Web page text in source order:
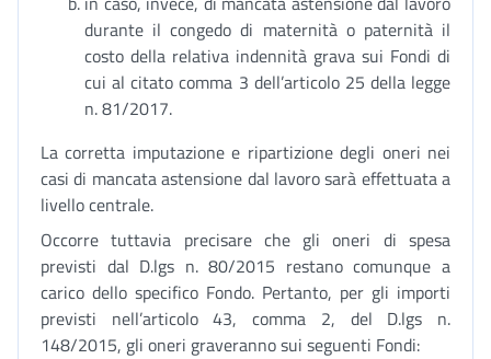
durante il congedo di maternità o paternità il
costo della relativa indennità grava sui Fondi di
cui al citato comma 3 dell’articolo 25 della legge
n. 81/2017.
La corretta imputazione e ripartizione degli oneri nei
casi di mancata astensione dal lavoro sarà effettuata a
livello centrale.
Occorre tuttavia precisare che gli oneri di spesa
previsti dal D.lgs n. 80/2015 restano comunque a
carico dello specifico Fondo. Pertanto, per gli importi
previsti nell’articolo 43, comma 2, del D.lgs n.
148/2015, gli oneri graveranno sui seguenti Fondi: